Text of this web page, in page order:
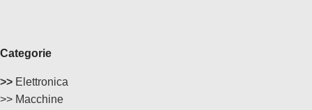
Categorie
>> Elettronica
>> Macchine